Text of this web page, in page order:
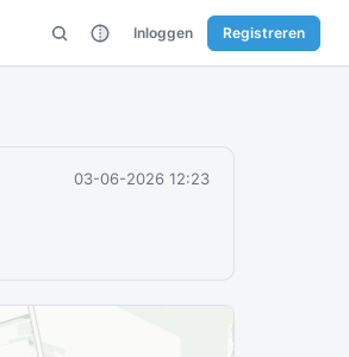
Inloggen Registreren
03-06-2026 12:23